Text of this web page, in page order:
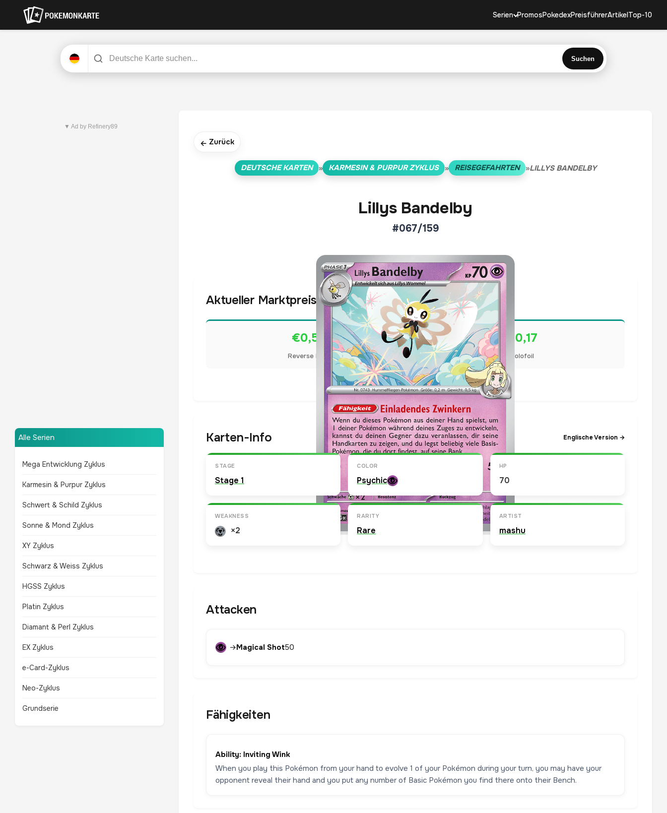
Serien PromosPokedexPreisführerArtikelTop-10
Suchen
▼ Ad by Refinery89
Alle Serien
Mega Entwicklung Zyklus
Karmesin & Purpur Zyklus
Schwert & Schild Zyklus
Sonne & Mond Zyklus
XY Zyklus
Schwarz & Weiss Zyklus
HGSS Zyklus
Platin Zyklus
Diamant & Perl Zyklus
EX Zyklus
e-Card-Zyklus
Neo-Zyklus
Grundserie
← Zurück
DEUTSCHE KARTEN » KARMESIN & PURPUR ZYKLUS » REISEGEFAHRTEN »LILLYS BANDELBY
Lillys Bandelby
#067/159
Aktueller Marktpreis
€0,55
Reverse Holo
€0,17
Holofoil
Preise werden täglich aktualisiert.
Karten-Info Englische Version →
STAGE
Stage 1
COLOR
Psychic
HP
70
WEAKNESS
×2
RARITY
Rare
ARTIST
mashu
Attacken
→Magical Shot50
Fähigkeiten
Ability: Inviting Wink
When you play this Pokémon from your hand to evolve 1 of your Pokémon during your turn, you may have your
opponent reveal their hand and you put any number of Basic Pokémon you find there onto their Bench.